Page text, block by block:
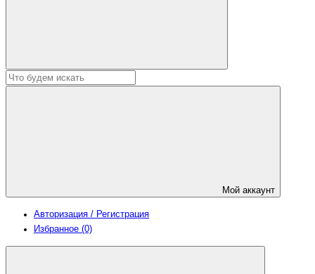
Мой аккаунт
Авторизация / Регистрация
Избранное (0)